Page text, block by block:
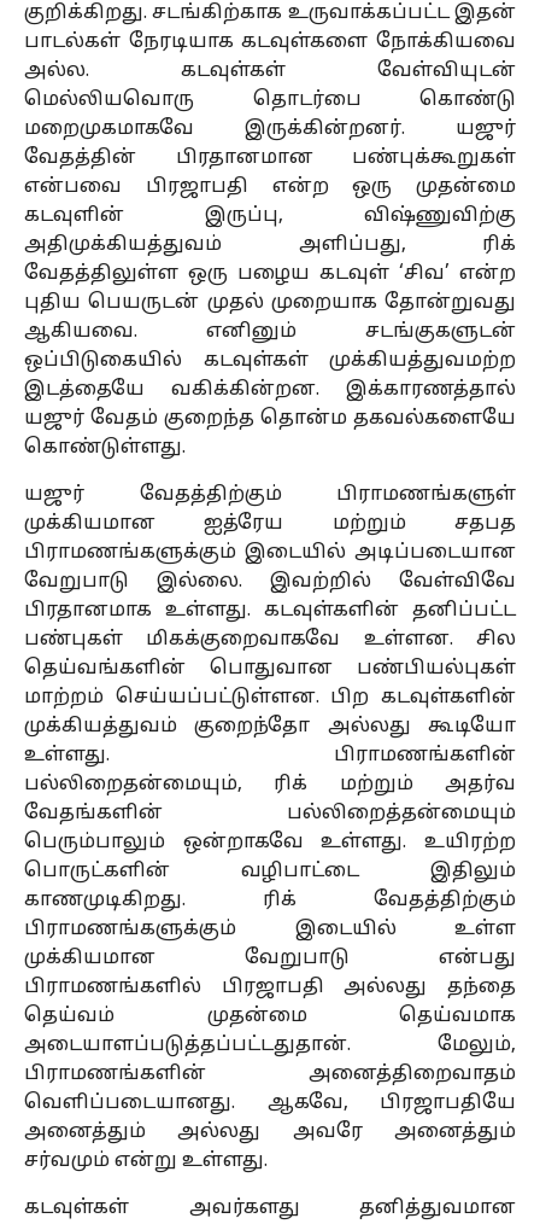
குறிக்கிறது. சடங்கிற்காக உருவாக்கப்பட்ட இதன்
பாடல்கள் நேரடியாக கடவுள்களை நோக்கியவை
அல்ல. கடவுள்கள் வேள்வியுடன்
மெல்லியவொரு தொடர்பை கொண்டு
மறைமுகமாகவே இருக்கின்றனர். யஜுர்
வேதத்தின் பிரதானமான பண்புக்கூறுகள்
என்பவை பிரஜாபதி என்ற ஒரு முதன்மை
கடவுளின் இருப்பு, விஷ்ணுவிற்கு
அதிமுக்கியத்துவம் அளிப்பது, ரிக்
வேதத்திலுள்ள ஒரு பழைய கடவுள் ‘சிவ’ என்ற
புதிய பெயருடன் முதல் முறையாக தோன்றுவது
ஆகியவை. எனினும் சடங்குகளுடன்
ஒப்பிடுகையில் கடவுள்கள் முக்கியத்துவமற்ற
இடத்தையே வகிக்கின்றன. இக்காரணத்தால்
யஜுர் வேதம் குறைந்த தொன்ம தகவல்களையே
கொண்டுள்ளது.
யஜுர் வேதத்திற்கும் பிராமணங்களுள்
முக்கியமான ஐத்ரேய மற்றும் சதபத
பிராமணங்களுக்கும் இடையில் அடிப்படையான
வேறுபாடு இல்லை. இவற்றில் வேள்விவே
பிரதானமாக உள்ளது. கடவுள்களின் தனிப்பட்ட
பண்புகள் மிகக்குறைவாகவே உள்ளன. சில
தெய்வங்களின் பொதுவான பண்பியல்புகள்
மாற்றம் செய்யப்பட்டுள்ளன. பிற கடவுள்களின்
முக்கியத்துவம் குறைந்தோ அல்லது கூடியோ
உள்ளது. பிராமணங்களின்
பல்லிறைதன்மையும், ரிக் மற்றும் அதர்வ
வேதங்களின் பல்லிறைத்தன்மையும்
பெரும்பாலும் ஒன்றாகவே உள்ளது. உயிரற்ற
பொருட்களின் வழிபாட்டை இதிலும்
காணமுடிகிறது. ரிக் வேதத்திற்கும்
பிராமணங்களுக்கும் இடையில் உள்ள
முக்கியமான வேறுபாடு என்பது
பிராமணங்களில் பிரஜாபதி அல்லது தந்தை
தெய்வம் முதன்மை தெய்வமாக
அடையாளப்படுத்தப்பட்டதுதான். மேலும்,
பிராமணங்களின் அனைத்திறைவாதம்
வெளிப்படையானது. ஆகவே, பிரஜாபதியே
அனைத்தும் அல்லது அவரே அனைத்தும்
சர்வமும் என்று உள்ளது.
கடவுள்கள் அவர்களது தனித்துவமான